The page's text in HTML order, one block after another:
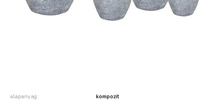
alapanyag kompozit